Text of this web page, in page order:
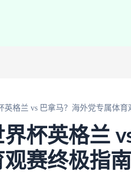
英格兰 vs 巴拿马？海外党专属体育
杯英格兰
赛终极指